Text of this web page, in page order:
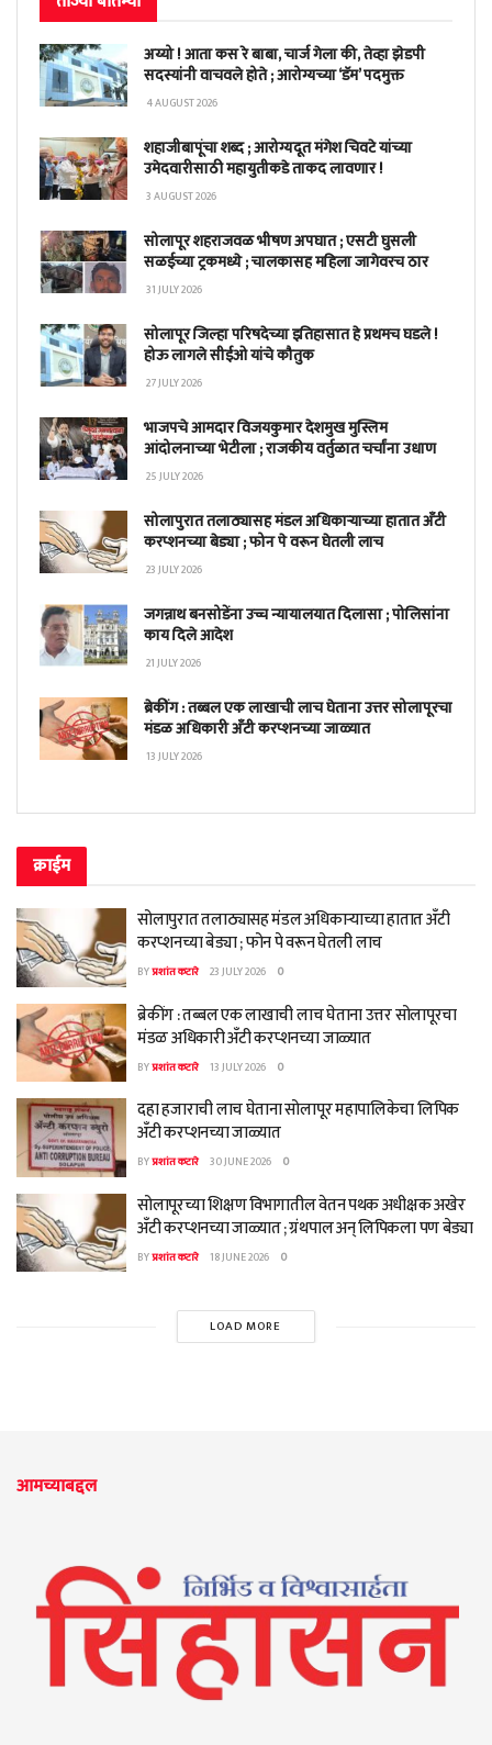
अय्यो ! आता कस रे बाबा, चार्ज गेला की, तेव्हा झेडपी
सदस्यांनी वाचवले होते ; आरोग्यच्या ‘डॅम’ पदमुक्त
4 AUGUST 2026
शहाजीबापूंचा शब्द ; आरोग्यदूत मंगेश चिवटे यांच्या
उमेदवारीसाठी महायुतीकडे ताकद लावणार !
3 AUGUST 2026
सोलापूर शहराजवळ भीषण अपघात ; एसटी घुसली
सळईच्या ट्रकमध्ये ; चालकासह महिला जागेवरच ठार
31 JULY 2026
सोलापूर जिल्हा परिषदेच्या इतिहासात हे प्रथमच घडले !
होऊ लागले सीईओ यांचे कौतुक
27 JULY 2026
भाजपचे आमदार विजयकुमार देशमुख मुस्लिम
आंदोलनाच्या भेटीला ; राजकीय वर्तुळात चर्चांना उधाण
25 JULY 2026
सोलापुरात तलाठ्यासह मंडल अधिकाऱ्याच्या हातात अँटी
करप्शनच्या बेड्या ; फोन पे वरून घेतली लाच
23 JULY 2026
जगन्नाथ बनसोडेंना उच्च न्यायालयात दिलासा ; पोलिसांना
काय दिले आदेश
21 JULY 2026
ब्रेकींग : तब्बल एक लाखाची लाच घेताना उत्तर सोलापूरचा
मंडळ अधिकारी अँटी करप्शनच्या जाळ्यात
13 JULY 2026
क्राईम
सोलापुरात तलाठ्यासह मंडल अधिकाऱ्याच्या हातात अँटी
करप्शनच्या बेड्या ; फोन पे वरून घेतली लाच
BYप्रशांत कटारे 23 JULY 2026 0
ब्रेकींग : तब्बल एक लाखाची लाच घेताना उत्तर सोलापूरचा
मंडळ अधिकारी अँटी करप्शनच्या जाळ्यात
BYप्रशांत कटारे 13 JULY 2026 0
दहा हजाराची लाच घेताना सोलापूर महापालिकेचा लिपिक
अँटी करप्शनच्या जाळ्यात
BYप्रशांत कटारे 30 JUNE 2026 0
सोलापूरच्या शिक्षण विभागातील वेतन पथक अधीक्षक अखेर
अँटी करप्शनच्या जाळ्यात ; ग्रंथपाल अन् लिपिकला पण बेड्या
BYप्रशांत कटारे 18 JUNE 2026 0
LOAD MORE
आमच्याबद्दल